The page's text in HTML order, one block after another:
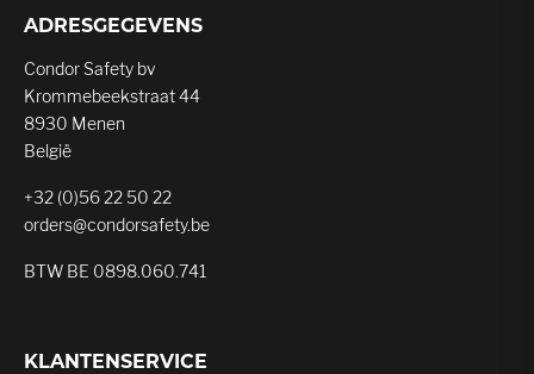
ADRESGEGEVENS
Condor Safety bv
Krommebeekstraat 44
8930 Menen
België
+32 (0)56 22 50 22
orders@condorsafety.be
BTW BE 0898.060.741
KLANTENSERVICE